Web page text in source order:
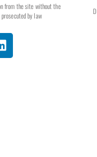
from the site without the
by law